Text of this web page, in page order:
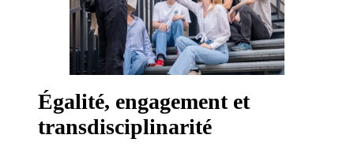
Égalité, engagement et
transdisciplinarité